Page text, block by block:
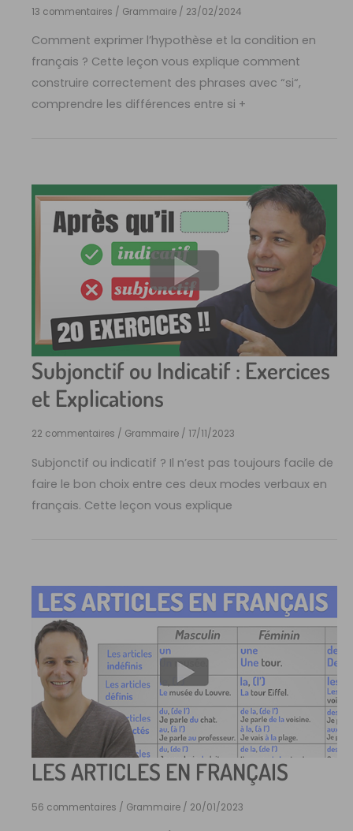
13 commentaires / Grammaire / 23/02/2024
Comment exprimer l’hypothèse et la condition en
français ? Cette leçon vous explique comment
construire correctement des phrases avec “si“,
comprendre les différences entre si +
Subjonctif ou Indicatif : Exercices
et Explications
22 commentaires / Grammaire / 17/11/2023
Subjonctif ou indicatif ? Il n’est pas toujours facile de
faire le bon choix entre ces deux modes verbaux en
français. Cette leçon vous explique
LES ARTICLES EN FRANÇAIS
56 commentaires / Grammaire / 20/01/2023